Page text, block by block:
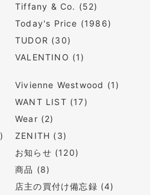
Tiffany & Co. (52)
Today's Price (1986)
TUDOR (30)
VALENTINO (1)
Vivienne Westwood (1)
WANT LIST (17)
Wear (2)
ZENITH (3)
お知らせ (120)
商品 (8)
店主の買付け備忘録 (4)